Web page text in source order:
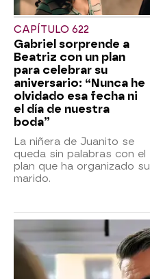
CAPÍTULO 622
Gabriel sorprende a
Beatriz con un plan
para celebrar su
aniversario: “Nunca he
olvidado esa fecha ni
el día de nuestra
boda”
La niñera de Juanito se
queda sin palabras con el
plan que ha organizado su
marido.